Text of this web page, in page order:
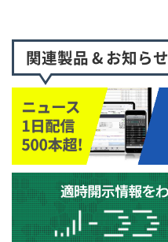
関連製品 & お知らせ